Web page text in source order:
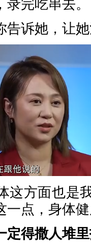
录完吃串去。
告诉她，让
这方面也是
一点，身体
定得撒人堆